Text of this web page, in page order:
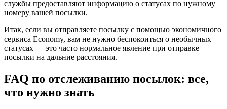
службы предоставляют информацию о статусах по нужному
номеру вашей посылки.
Итак, если вы отправляете посылку с помощью экономичного
сервиса Economy, вам не нужно беспокоиться о необычных
статусах — это часто нормальное явление при отправке
посылки на дальние расстояния.
FAQ по отслеживанию посылок: все,
что нужно знать